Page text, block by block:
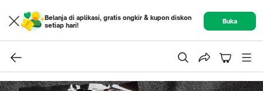
Belanja di aplikasi, gratis ongkir & kupon diskon
setiap hari!
Buka